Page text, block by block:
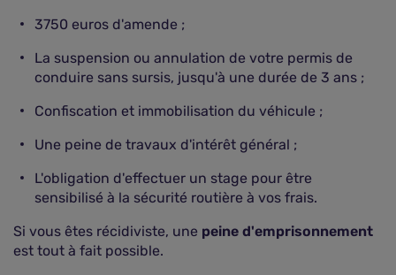
3750 euros d'amende ;
La suspension ou annulation de votre permis de
conduire sans sursis, jusqu'à une durée de 3 ans ;
Confiscation et immobilisation du véhicule ;
Une peine de travaux d'intérêt général ;
L'obligation d'effectuer un stage pour être
sensibilisé à la sécurité routière à vos frais.
Si vous êtes récidiviste, une peine d'emprisonnement
est tout à fait possible.